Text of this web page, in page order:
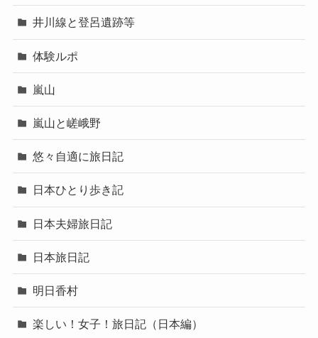
井川線と登呂遺跡等
体験ルポ
嵐山
嵐山と嵯峨野
悠々自適に旅日記
日本ひとり歩き記
日本夫婦旅日記
日本旅日記
明日香村
楽しい！女子！旅日記（日本編）